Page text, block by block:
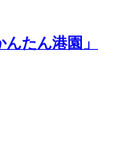
たん港園」